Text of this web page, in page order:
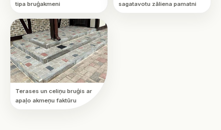
tipa bruģakmeni
sagatavotu zāliena pamatni
Terases un celiņu bruģis ar
apaļo akmeņu faktūru